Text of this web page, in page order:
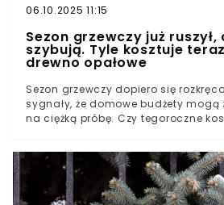
06.10.2025 11:15
Sezon grzewczy już ruszył,
szybują. Tyle kosztuje
drewno opałowe
Sezon grzewczy dopiero się
sygnały, że domowe budżety
na ciężką próbę. Czy tegoroczne
rosną obawy o to, jak długo